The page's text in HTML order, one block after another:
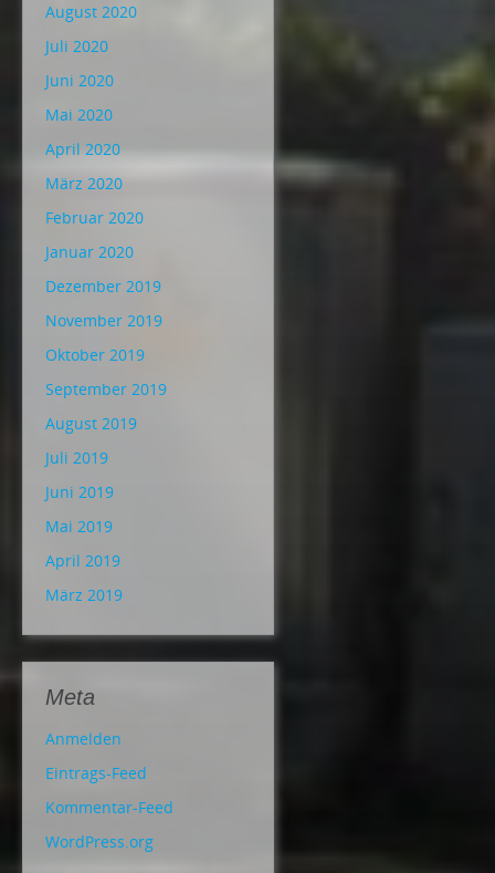
August 2020
Juli 2020
Juni 2020
Mai 2020
April 2020
März 2020
Februar 2020
Januar 2020
Dezember 2019
November 2019
Oktober 2019
September 2019
August 2019
Juli 2019
Juni 2019
Mai 2019
April 2019
März 2019
Meta
Anmelden
Eintrags-Feed
Kommentar-Feed
WordPress.org